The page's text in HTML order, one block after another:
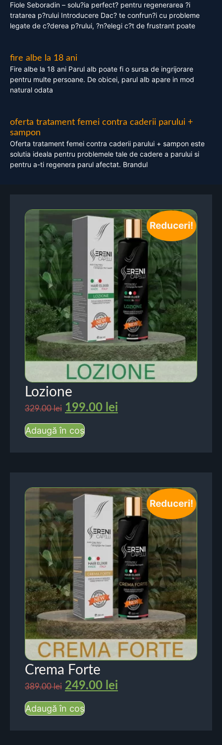
Fiole Seboradin – solu?ia perfect? pentru regenerarea ?i
tratarea p?rului Introducere Dac? te confrun?i cu probleme
legate de c?derea p?rului, ?n?elegi c?t de frustrant poate
fire albe la 18 ani
Fire albe la 18 ani Parul alb poate fi o sursa de ingrijorare
pentru multe persoane. De obicei, parul alb apare in mod
natural odata
oferta tratament femei contra caderii parului +
sampon
Oferta tratament femei contra caderii parului + sampon este
solutia ideala pentru problemele tale de cadere a parului si
pentru a-ti regenera parul afectat. Brandul
Reduceri!
Lozione
329.00lei 199.00 lei
Adaugă în coș
Reduceri!
Crema Forte
389.00lei 249.00 lei
Adaugă în coș